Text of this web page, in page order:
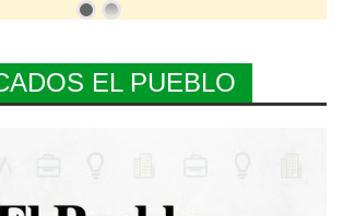
EL PUEBLO